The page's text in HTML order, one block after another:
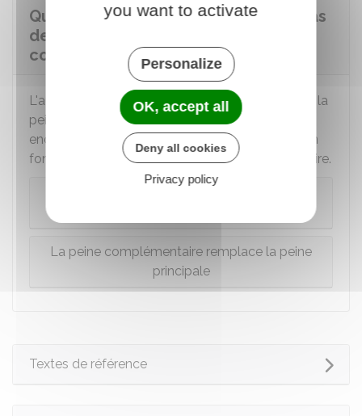
Quelles sanctions s'appliquent en cas
de non-respect d'une peine
complémentaire ?
L'auteur de la contravention qui ne respecte pas la
peine complémentaire prononcée contre lui
encourt de nouvelles sanctions. Elles diffèrent en
fonction du rôle que joue la peine complémentaire.
La peine complémentaire remplace la peine
principale
Textes de référence
you want to activate
Personalize
OK, accept all
Deny all cookies
Privacy policy